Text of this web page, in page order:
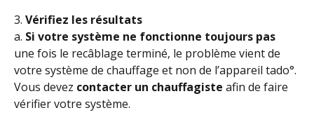
3. Vérifiez les résultats
a. Si votre système ne fonctionne toujours pas
une fois le recâblage terminé, le problème vient de
votre système de chauffage et non de l’appareil tado°.
Vous devez contacter un chauffagiste afin de faire
vérifier votre système.